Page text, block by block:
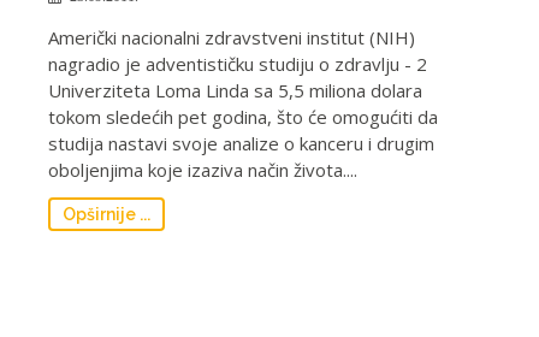
Američki nacionalni zdravstveni institut (NIH)
nagradio je adventističku studiju o zdravlju - 2
Univerziteta Loma Linda sa 5,5 miliona dolara
tokom sledećih pet godina, što će omogućiti da
studija nastavi svoje analize o kanceru i drugim
oboljenjima koje izaziva način života....
Opširnije ...